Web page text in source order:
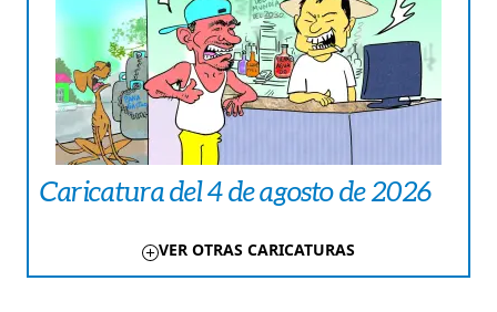
Caricatura del 4 de agosto de 2026
VER OTRAS CARICATURAS